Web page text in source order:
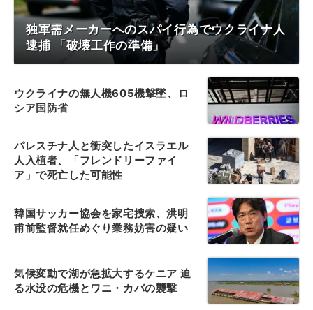
独軍需メーカーへのスパイ行為でウクライナ人
逮捕 「破壊工作の準備」
ウクライナの無人機605機撃墜、ロ
シア国防省
パレスチナ人と衝突したイスラエル
人入植者、「フレンドリーファイ
ア」で死亡した可能性
韓国サッカー協会を家宅捜索、洪明
甫前監督就任めぐり業務妨害の疑い
気候変動で湖が急拡大するケニア 迫
る水没の危機とワニ・カバの襲撃